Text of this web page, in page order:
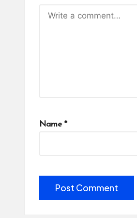
Name *